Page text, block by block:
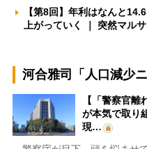
【第8回】年利はなんと
上がっていく ｜ 突然マル
河合雅司「人口減少
【「警察官
が本気で取り
現…